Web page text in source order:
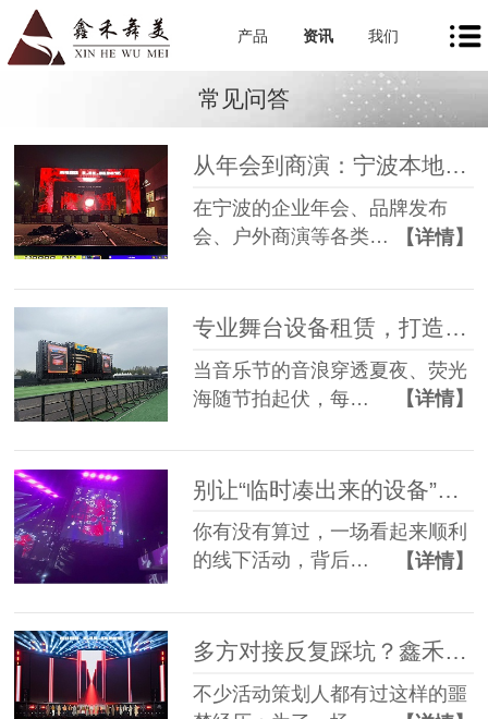
产品 资讯 我们
常见问答
从年会到商演：宁波本地舞美租赁如何让每一场活动都出彩
在宁波的企业年会、品牌发布
会、户外商演等各类…
【详情】
专业舞台设备租赁，打造沉浸式音乐节现场
当音乐节的音浪穿透夏夜、荧光
海随节拍起伏，每…
【详情】
你有没有算过，一场看起来顺利
的线下活动，背后…
【详情】
多方对接反复踩坑？鑫禾舞美一站式舞美服务让你少走90%弯路
不少活动策划人都有过这样的噩